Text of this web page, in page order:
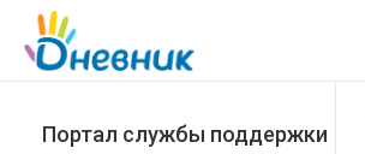
Портал службы поддержки